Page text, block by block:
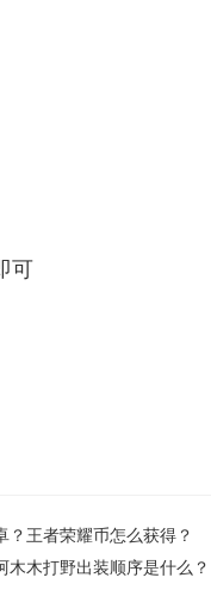
可
？王者荣耀币怎么获得？
木木打野出装顺序是什么？